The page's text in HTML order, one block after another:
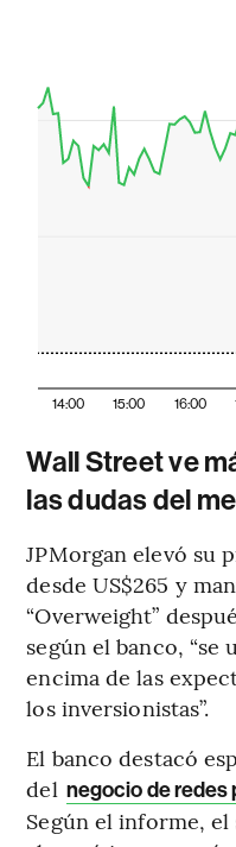
14:00 15:00 16:00
Wall Street ve
las dudas del
JPMorgan elevó su
desde US$265 y
“Overweight”
según el banco,
encima de las
los inversionistas”.
El banco destacó
del negocio de redes
Según el informe,